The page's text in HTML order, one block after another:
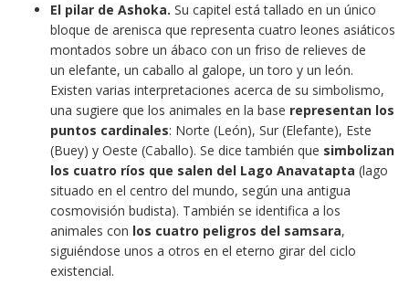
El pilar de Ashoka. Su capitel está tallado en un único
bloque de arenisca que representa cuatro leones asiáticos
montados sobre un ábaco con un friso de relieves de
un elefante, un caballo al galope, un toro y un león.
Existen varias interpretaciones acerca de su simbolismo,
una sugiere que los animales en la base representan los
puntos cardinales: Norte (León), Sur (Elefante), Este
(Buey) y Oeste (Caballo). Se dice también que simbolizan
los cuatro ríos que salen del Lago Anavatapta (lago
situado en el centro del mundo, según una antigua
cosmovisión budista). También se identifica a los
animales con los cuatro peligros del samsara,
siguiéndose unos a otros en el eterno girar del ciclo
existencial.